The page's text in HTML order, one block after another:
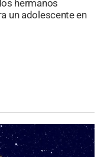
hermanos
un adolescente en